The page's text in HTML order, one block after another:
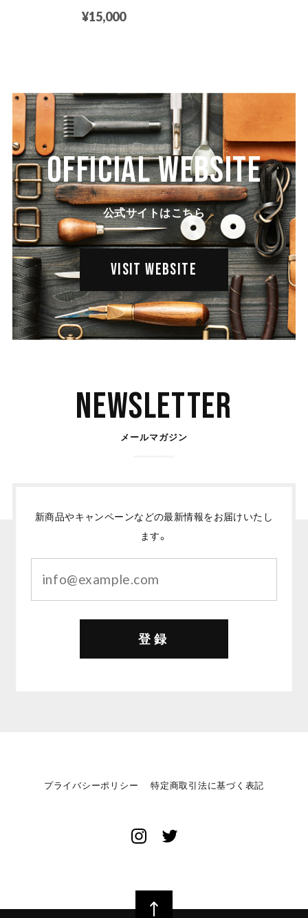
¥15,000
OFFICIAL WEBSITE
公式サイトはこちら
VISIT WEBSITE
Newsletter
メールマガジン
新商品やキャンペーンなどの最新情報をお届けいたし
ます。
登録
プライバシーポリシー 特定商取引法に基づく表記